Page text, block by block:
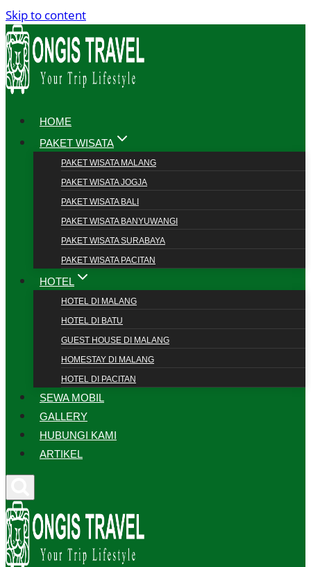
Skip to content
HOME
PAKET WISATA
PAKET WISATA MALANG
PAKET WISATA JOGJA
PAKET WISATA BALI
PAKET WISATA BANYUWANGI
PAKET WISATA SURABAYA
PAKET WISATA PACITAN
HOTEL
HOTEL DI MALANG
HOTEL DI BATU
GUEST HOUSE DI MALANG
HOMESTAY DI MALANG
HOTEL DI PACITAN
SEWA MOBIL
GALLERY
HUBUNGI KAMI
ARTIKEL